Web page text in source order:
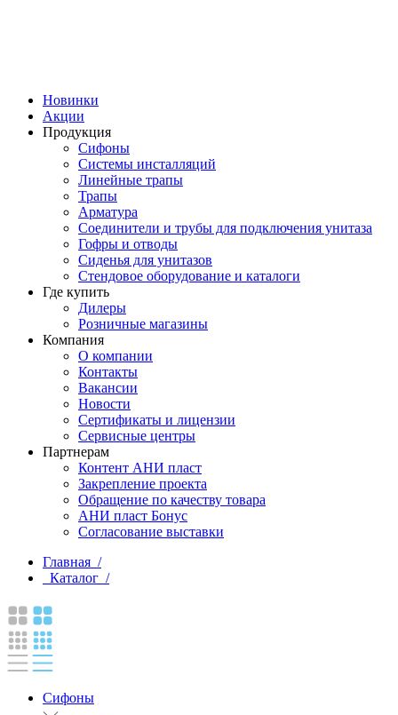
Новинки
Акции
Продукция
Сифоны
Системы инсталляций
Линейные трапы
Трапы
Арматура
Соединители и трубы для подключения унитаза
Гофры и отводы
Сиденья для унитазов
Стендовое оборудование и каталоги
Где купить
Дилеры
Розничные магазины
Компания
О компании
Контакты
Вакансии
Новости
Сертификаты и лицензии
Сервисные центры
Партнерам
Контент АНИ пласт
Закрепление проекта
Обращение по качеству товара
АНИ пласт Бонус
Согласование выставки
Главная /
Каталог /
Сифоны